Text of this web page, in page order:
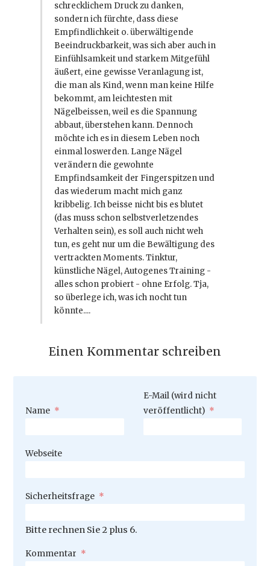
schrecklichem Druck zu danken,
sondern ich fürchte, dass diese
Empfindlichkeit o. überwältigende
Beeindruckbarkeit, was sich aber auch in
Einfühlsamkeit und starkem Mitgefühl
äußert, eine gewisse Veranlagung ist,
die man als Kind, wenn man keine Hilfe
bekommt, am leichtesten mit
Nägelbeissen, weil es die Spannung
abbaut, überstehen kann. Dennoch
möchte ich es in diesem Leben noch
einmal loswerden. Lange Nägel
verändern die gewohnte
Empfindsamkeit der Fingerspitzen und
das wiederum macht mich ganz
kribbelig. Ich beisse nicht bis es blutet
(das muss schon selbstverletzendes
Verhalten sein), es soll auch nicht weh
tun, es geht nur um die Bewältigung des
vertrackten Moments. Tinktur,
künstliche Nägel, Autogenes Training -
alles schon probiert - ohne Erfolg. Tja,
so überlege ich, was ich nocht tun
könnte....
Einen Kommentar schreiben
Pflichtfeld
Name *
Pflichtfeld
E-Mail (wird nicht
veröffentlicht) *
Webseite
Pflichtfeld
Sicherheitsfrage *
Bitte rechnen Sie 2 plus 6.
Pflichtfeld
Kommentar *